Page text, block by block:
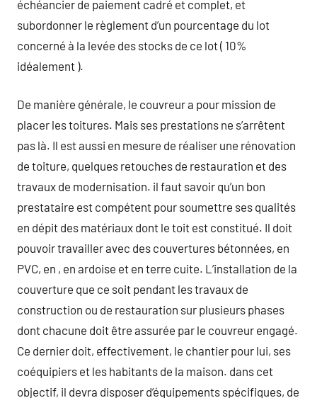
échéancier de paiement cadré et complet, et
subordonner le règlement d’un pourcentage du lot
concerné à la levée des stocks de ce lot ( 10%
idéalement ).
De manière générale, le couvreur a pour mission de
placer les toitures. Mais ses prestations ne s’arrêtent
pas là. Il est aussi en mesure de réaliser une rénovation
de toiture, quelques retouches de restauration et des
travaux de modernisation. il faut savoir qu’un bon
prestataire est compétent pour soumettre ses qualités
en dépit des matériaux dont le toit est constitué. Il doit
pouvoir travailler avec des couvertures bétonnées, en
PVC, en , en ardoise et en terre cuite. L’installation de la
couverture que ce soit pendant les travaux de
construction ou de restauration sur plusieurs phases
dont chacune doit être assurée par le couvreur engagé.
Ce dernier doit, effectivement, le chantier pour lui, ses
coéquipiers et les habitants de la maison. dans cet
objectif, il devra disposer d’équipements spécifiques, de